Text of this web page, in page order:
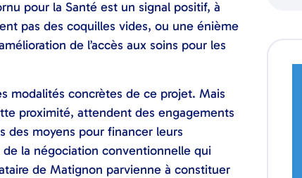
pour la Santé est un signal positif, à
pas des coquilles vides, ou une énième
de l’accès aux soins pour les
modalités concrètes de ce projet. Mais
proximité, attendent des engagements
des moyens pour financer leurs
la négociation conventionnelle qui
de Matignon parvienne à constituer